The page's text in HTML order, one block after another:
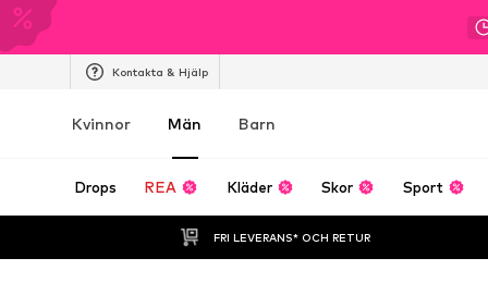
Kontakta & Hjälp
Kvinnor Män Barn
Drops REA Kläder Skor Sport
FRI LEVERANS* OCH RETUR